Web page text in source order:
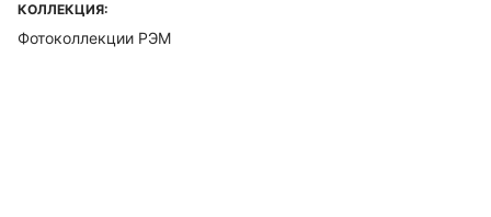
КОЛЛЕКЦИЯ:
Фотоколлекции РЭМ